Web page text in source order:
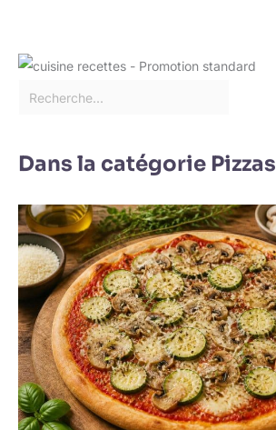
Dans la catégorie Pizzas